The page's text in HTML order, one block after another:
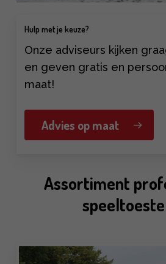
Hulp met je keuze?
Onze adviseurs kijken
en geven gratis en
maat!
Advies op maat
Assortiment
Learn